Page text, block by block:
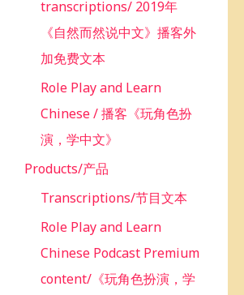
transcriptions/ 2019年
《自然而然说中文》播客外
加免费文本
Role Play and Learn
Chinese / 播客《玩角色扮
演，学中文》
Products/产品
Transcriptions/节目文本
Role Play and Learn
Chinese Podcast Premium
content/《玩角色扮演，学